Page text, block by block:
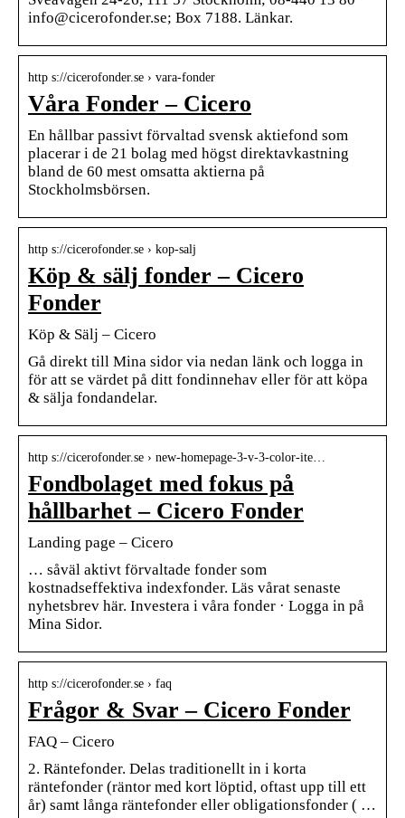
info@cicerofonder.se; Box 7188. Länkar.
http s://cicerofonder.se › vara-fonder
Våra Fonder – Cicero
En hållbar passivt förvaltad svensk aktiefond som
placerar i de 21 bolag med högst direktavkastning
bland de 60 mest omsatta aktierna på
Stockholmsbörsen.
http s://cicerofonder.se › kop-salj
Köp & sälj fonder – Cicero
Fonder
Köp & Sälj – Cicero
Gå direkt till Mina sidor via nedan länk och logga in
för att se värdet på ditt fondinnehav eller för att köpa
& sälja fondandelar.
http s://cicerofonder.se › new-homepage-3-v-3-color-ite…
Fondbolaget med fokus på
hållbarhet – Cicero Fonder
Landing page – Cicero
… såväl aktivt förvaltade fonder som
kostnadseffektiva indexfonder. Läs vårat senaste
nyhetsbrev här. Investera i våra fonder · Logga in på
Mina Sidor.
http s://cicerofonder.se › faq
Frågor & Svar – Cicero Fonder
FAQ – Cicero
2. Räntefonder. Delas traditionellt in i korta
räntefonder (räntor med kort löptid, oftast upp till ett
år) samt långa räntefonder eller obligationsfonder ( …